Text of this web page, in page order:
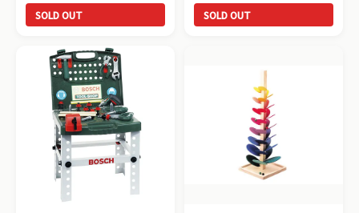
SOLD OUT SOLD OUT